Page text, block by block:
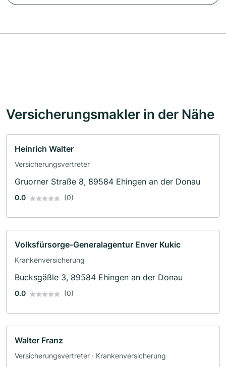
Versicherungsmakler in der Nähe
Heinrich Walter
Versicherungsvertreter
Gruorner Straße 8, 89584 Ehingen an der Donau
0.0 (0)
Volksfürsorge-Generalagentur Enver Kukic
Krankenversicherung
Bucksgäßle 3, 89584 Ehingen an der Donau
0.0 (0)
Walter Franz
Versicherungsvertreter · Krankenversicherung